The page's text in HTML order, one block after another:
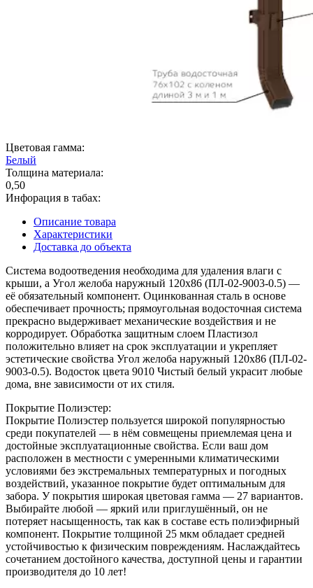
Цветовая гамма:
Белый
Толщина материала:
0,50
Инфорация в табах:
Описание товара
Характеристики
Доставка до объекта
Система водоотведения необходима для удаления влаги с
крыши, а Угол желоба наружный 120х86 (ПЛ-02-9003-0.5) —
её обязательный компонент. Оцинкованная сталь в основе
обеспечивает прочность; прямоугольная водосточная система
прекрасно выдерживает механические воздействия и не
корродирует. Обработка защитным слоем Пластизол
положительно влияет на срок эксплуатации и укрепляет
эстетические свойства Угол желоба наружный 120х86 (ПЛ-02-
9003-0.5). Водосток цвета 9010 Чистый белый украсит любые
дома, вне зависимости от их стиля.
Покрытие Полиэстер:
Покрытие Полиэстер пользуется широкой популярностью
среди покупателей — в нём совмещены приемлемая цена и
достойные эксплуатационные свойства. Если ваш дом
расположен в местности с умеренными климатическими
условиями без экстремальных температурных и погодных
воздействий, указанное покрытие будет оптимальным для
забора. У покрытия широкая цветовая гамма — 27 вариантов.
Выбирайте любой — яркий или приглушённый, он не
потеряет насыщенность, так как в составе есть полиэфирный
компонент. Покрытие толщиной 25 мкм обладает средней
устойчивостью к физическим повреждениям. Наслаждайтесь
сочетанием достойного качества, доступной цены и гарантии
производителя до 10 лет!